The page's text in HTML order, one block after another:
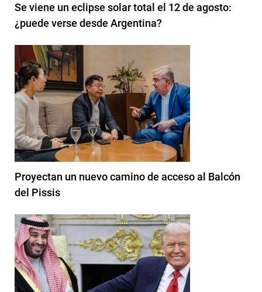
Se viene un eclipse solar total el 12 de agosto:
¿puede verse desde Argentina?
Proyectan un nuevo camino de acceso al Balcón
del Pissis